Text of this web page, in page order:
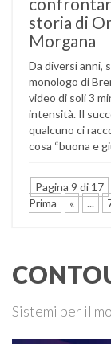
storia di
Morgana
Da diversi anni,
monologo di
video di soli 3
intensità. Il
qualcuno ci
cosa “buona e
Pagina 9 di 17
Prima
« ...
Sistemi per il